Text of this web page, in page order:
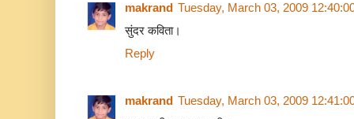
makrand Tuesday, March 03, 2009
सुंदर कविता।
Reply
makrand Tuesday, March 03, 2009